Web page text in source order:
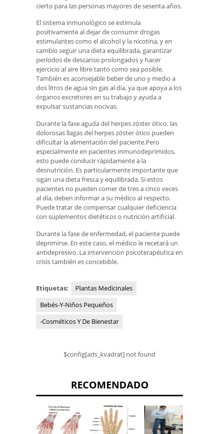
cierto para las personas mayores de sesenta años.
El sistema inmunológico se estimula
positivamente al dejar de consumir drogas
estimulantes como el alcohol y la nicotina, y en
cambio seguir una dieta equilibrada, garantizar
períodos de descanso prolongados y hacer
ejercicio al aire libre tanto como sea posible.
También es aconsejable beber de uno y medio a
dos litros de agua sin gas al día, ya que apoya a los
órganos excretores en su trabajo y ayuda a
expulsar sustancias nocivas.
Durante la fase aguda del herpes zóster ótico, las
dolorosas llagas del herpes zóster ótico pueden
dificultar la alimentación del paciente.Pero
especialmente en pacientes inmunodeprimidos,
esto puede conducir rápidamente a la
desnutrición. Es particularmente importante que
sigan una dieta fresca y equilibrada. Si estos
pacientes no pueden comer de tres a cinco veces
al día, deben informar a su médico al respecto.
Puede tratar de compensar cualquier deficiencia
con suplementos dietéticos o nutrición artificial.
Durante la fase de enfermedad, el paciente puede
deprimirse. En este caso, el médico le recetará un
antidepresivo. La intervención psicoterapéutica en
crisis también es concebible.
Etiquetas:
Plantas Medicinales
Bebés-Y-Niños Pequeños
-Cosméticos Y De Bienestar
$config[ads_kvadrat] not found
RECOMENDADO